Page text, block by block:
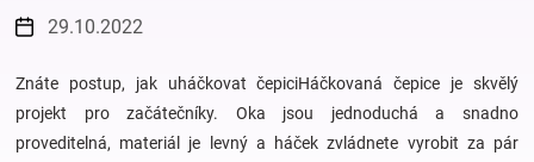
Pokojíček
a
kojenecká
29.10.2022
Znáte postup, jak uháčkovat čepiciHáčkovaná čepice je skvělý
projekt pro začátečníky. Oka jsou jednoduchá a snadno
proveditelná, materiál je levný a háček zvládnete vyrobit za pár